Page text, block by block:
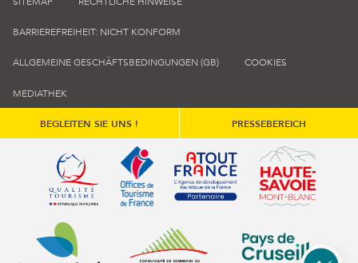
BARRIEREFREIHEIT: NICHT KONFORM
ALLGEMEINE GESCHÄFTSBEDINGUNGEN (GB) COOKIES
MEDIATHEK
BEGLEITEN SIE UNS ! PRESSEBEREICH
Qualité tourisme (s'ouvre dans une nouvelle fenêtre)
Office de tourisme de France (s'ouvre
Atout France (s'ouvre dans
Annemasse Agglo (s'ouvre dans une nouvelle fenêtre)
Communauté de communes du
Communauté de